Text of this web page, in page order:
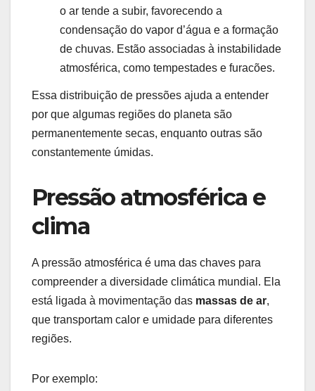
o ar tende a subir, favorecendo a
condensação do vapor d’água e a formação
de chuvas. Estão associadas à instabilidade
atmosférica, como tempestades e furacões.
Essa distribuição de pressões ajuda a entender
por que algumas regiões do planeta são
permanentemente secas, enquanto outras são
constantemente úmidas.
Pressão atmosférica e
clima
A pressão atmosférica é uma das chaves para
compreender a diversidade climática mundial. Ela
está ligada à movimentação das massas de ar,
que transportam calor e umidade para diferentes
regiões.
Por exemplo: